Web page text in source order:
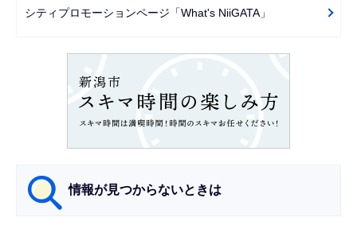
ーシティプロモーションページ「What's NiiGATA」
情報が見つからないときは